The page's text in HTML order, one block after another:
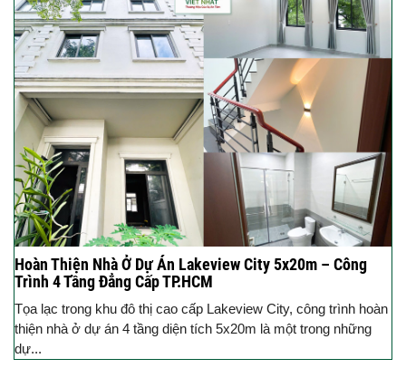
Hoàn Thiện Nhà Ở Dự Án Lakeview City 5x20m – Công
Trình 4 Tầng Đẳng Cấp TP.HCM
Tọa lạc trong khu đô thị cao cấp Lakeview City, công trình hoàn
thiện nhà ở dự án 4 tầng diện tích 5x20m là một trong những
dự...